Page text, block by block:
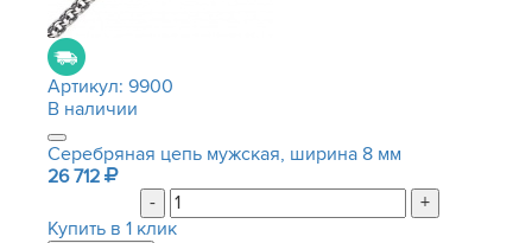
Артикул: 9900
В наличии
Серебряная цепь мужская, ширина 8 мм
26 712
-
+
Купить в 1 клик